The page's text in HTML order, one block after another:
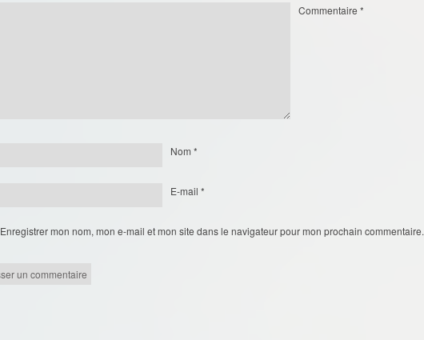
Commentaire *
Nom *
E-mail *
Enregistrer mon nom, mon e-mail et mon site dans le navigateur pour mon prochain commentaire.